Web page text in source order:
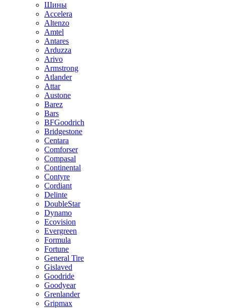
Шины
Accelera
Altenzo
Amtel
Antares
Arduzza
Arivo
Armstrong
Atlander
Attar
Austone
Barez
Bars
BFGoodrich
Bridgestone
Centara
Comforser
Compasal
Continental
Contyre
Cordiant
Delinte
DoubleStar
Dynamo
Ecovision
Evergreen
Formula
Fortune
General Tire
Gislaved
Goodride
Goodyear
Grenlander
Gripmax